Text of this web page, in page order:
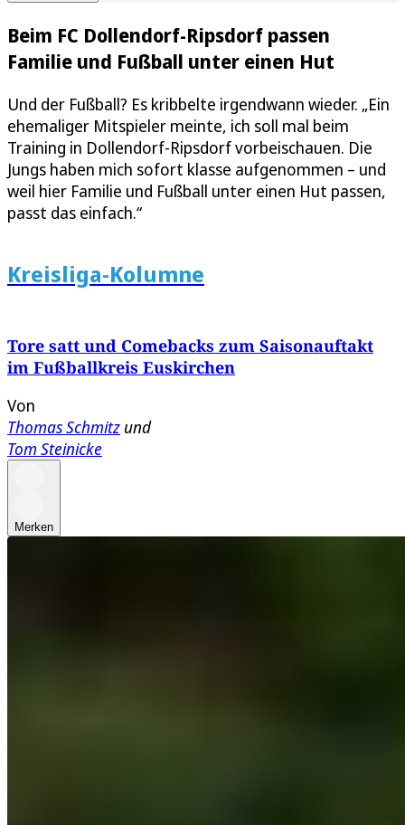
Beim FC Dollendorf-Ripsdorf passen
Familie und Fußball unter einen Hut
Und der Fußball? Es kribbelte irgendwann wieder. „Ein
ehemaliger Mitspieler meinte, ich soll mal beim
Training in Dollendorf-Ripsdorf vorbeischauen. Die
Jungs haben mich sofort klasse aufgenommen – und
weil hier Familie und Fußball unter einen Hut passen,
passt das einfach.“
Kreisliga-Kolumne
Tore satt und Comebacks zum Saisonauftakt
im Fußballkreis Euskirchen
Von
Thomas Schmitz und
Tom Steinicke
Merken